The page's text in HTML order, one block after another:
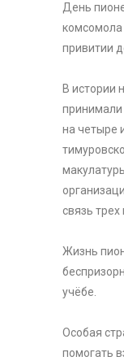
День
комсомола
привитии
В истории
принимали
на четыре
связь
Жизнь
учёбе.
Особая
помогать